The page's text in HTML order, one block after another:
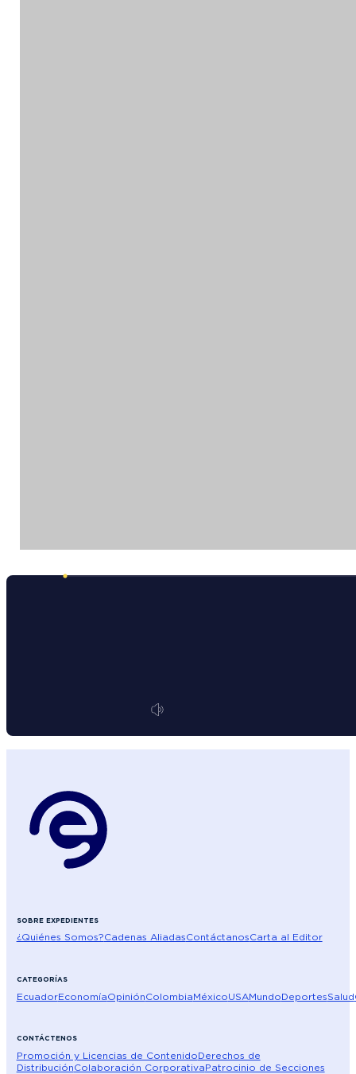
SOBRE EXPEDIENTES
¿Quiénes Somos?Cadenas AliadasContáctanosCarta al Editor
CATEGORÍAS
EcuadorEconomíaOpiniónColombiaMéxicoUSAMundoDeportesSalud
CONTÁCTENOS
Promoción y Licencias de ContenidoDerechos de
DistribuciónColaboración CorporativaPatrocinio de Secciones